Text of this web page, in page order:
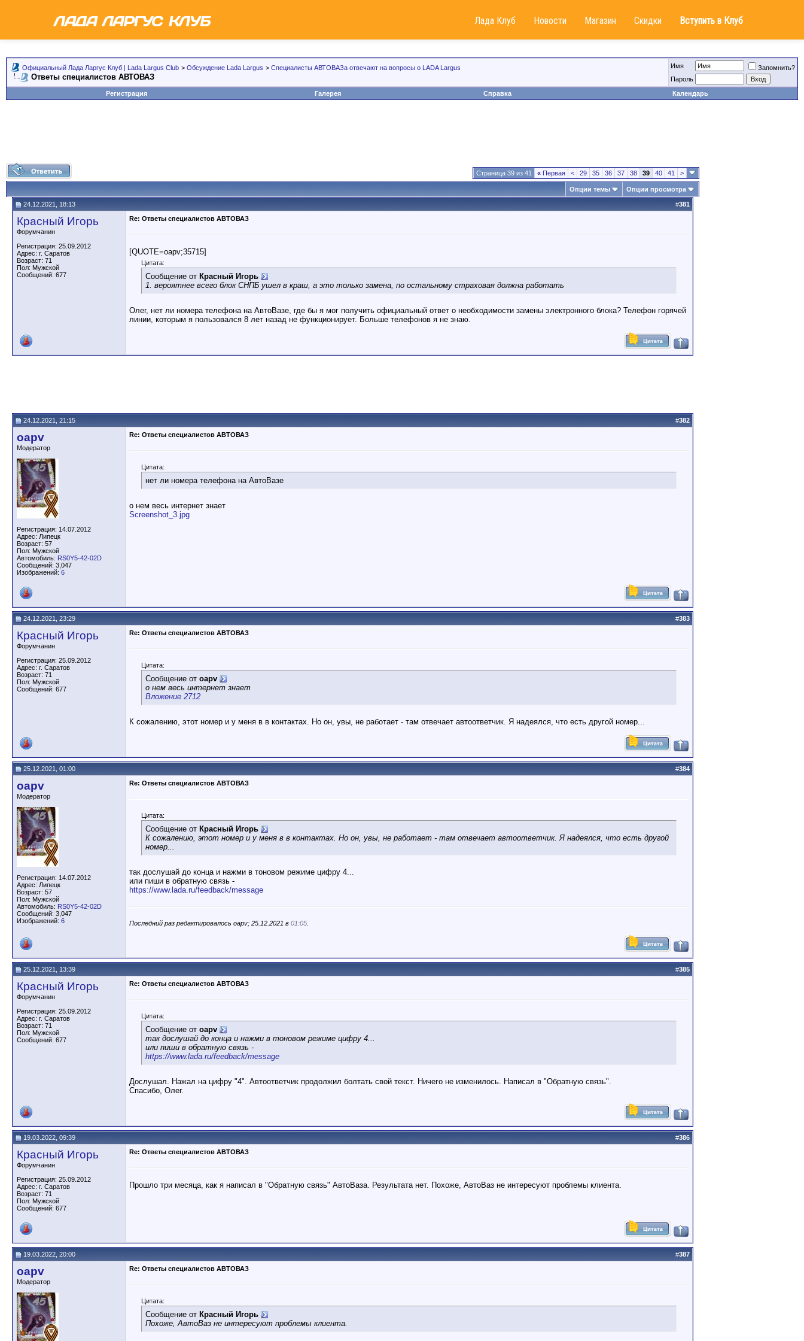
Лада Клуб Новости Магазин Скидки Вступить в Клуб
Официальный Лада Ларгус Клуб | Lada Largus Club > Обсуждение Lada Largus > Специалисты АВТОВАЗа отвечают на вопросы о LADA Largus
Ответы специалистов АВТОВАЗ
Имя
Запомнить?
Пароль
Регистрация
Галерея Справка Календарь
Страница 39 из 41 « Первая < 29 35 36 37 38 39 40 41 >
Опции темы Опции просмотра
24.12.2021, 18:13 #381
Красный Игорь
Форумчанин
Регистрация: 25.09.2012
Адрес: г. Саратов
Возраст: 71
Пол: Мужской
Сообщений: 677
Re: Ответы специалистов АВТОВАЗ
[QUOTE=oapv;35715]
Цитата:
Сообщение от Красный Игорь
1. вероятнее всего блок СНПБ ушел в краш, а это только замена, по остальному страховая должна работать
Олег, нет ли номера телефона на АвтоВазе, где бы я мог получить официальный ответ о необходимости замены электронного блока? Телефон горячей
линии, которым я пользовался 8 лет назад не функционирует. Больше телефонов я не знаю.
24.12.2021, 21:15 #382
oapv
Модератор
Регистрация: 14.07.2012
Адрес: Липецк
Возраст: 57
Пол: Мужской
Автомобиль: RS0Y5-42-02D
Сообщений: 3,047
Изображений: 6
Re: Ответы специалистов АВТОВАЗ
Цитата:
нет ли номера телефона на АвтоВазе
о нем весь интернет знает
Screenshot_3.jpg
24.12.2021, 23:29 #383
Красный Игорь
Форумчанин
Регистрация: 25.09.2012
Адрес: г. Саратов
Возраст: 71
Пол: Мужской
Сообщений: 677
Re: Ответы специалистов АВТОВАЗ
Цитата:
Сообщение от oapv
о нем весь интернет знает
Вложение 2712
К сожалению, этот номер и у меня в в контактах. Но он, увы, не работает - там отвечает автоответчик. Я надеялся, что есть другой номер...
25.12.2021, 01:00 #384
oapv
Модератор
Регистрация: 14.07.2012
Адрес: Липецк
Возраст: 57
Пол: Мужской
Автомобиль: RS0Y5-42-02D
Сообщений: 3,047
Изображений: 6
Re: Ответы специалистов АВТОВАЗ
Цитата:
Сообщение от Красный Игорь
К сожалению, этот номер и у меня в в контактах. Но он, увы, не работает - там отвечает автоответчик. Я надеялся, что есть другой
номер...
так дослушай до конца и нажми в тоновом режиме цифру 4...
или пиши в обратную связь -
https://www.lada.ru/feedback/message
Последний раз редактировалось oapv; 25.12.2021 в 01:05
25.12.2021, 13:39 #385
Красный Игорь
Форумчанин
Регистрация: 25.09.2012
Адрес: г. Саратов
Возраст: 71
Пол: Мужской
Сообщений: 677
Re: Ответы специалистов АВТОВАЗ
Цитата:
Сообщение от oapv
так дослушай до конца и нажми в тоновом режиме цифру 4...
или пиши в обратную связь -
https://www.lada.ru/feedback/message
Дослушал. Нажал на цифру "4". Автоответчик продолжил болтать свой текст. Ничего не изменилось. Написал в "Обратную связь".
Спасибо, Олег.
19.03.2022, 09:39 #386
Красный Игорь
Форумчанин
Регистрация: 25.09.2012
Адрес: г. Саратов
Возраст: 71
Пол: Мужской
Сообщений: 677
Re: Ответы специалистов АВТОВАЗ
Прошло три месяца, как я написал в "Обратную связь" АвтоВаза. Результата нет. Похоже, АвтоВаз не интересуют проблемы клиента.
19.03.2022, 20:00 #387
oapv
Модератор
Re: Ответы специалистов АВТОВАЗ
Цитата:
Сообщение от Красный Игорь
Похоже, АвтоВаз не интересуют проблемы клиента.